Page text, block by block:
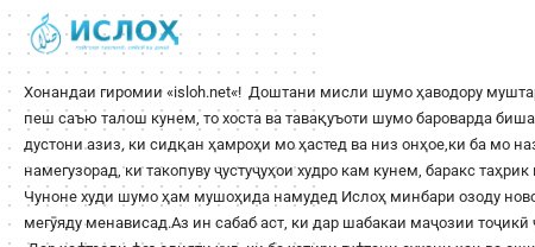
Хонандаи гиромии «isloh.net«! Доштани мисли шумо ҳаводору
пеш саъю талош кунем, то хоста ва тавақуъоти шумо бароварда
дустони азиз, ки сидқан ҳамроҳи мо ҳастед ва низ онҳое,ки ба мо
намегузорад, ки такопуву ҷустуҷуҳои худро кам кунем, баракс
Чуноне худи шумо ҳам мушоҳида намудед Ислоҳ минбари озоду
мегӯяду менависад.Аз ин сабаб аст, ки дар шабакаи маҷозии тоҷикӣ